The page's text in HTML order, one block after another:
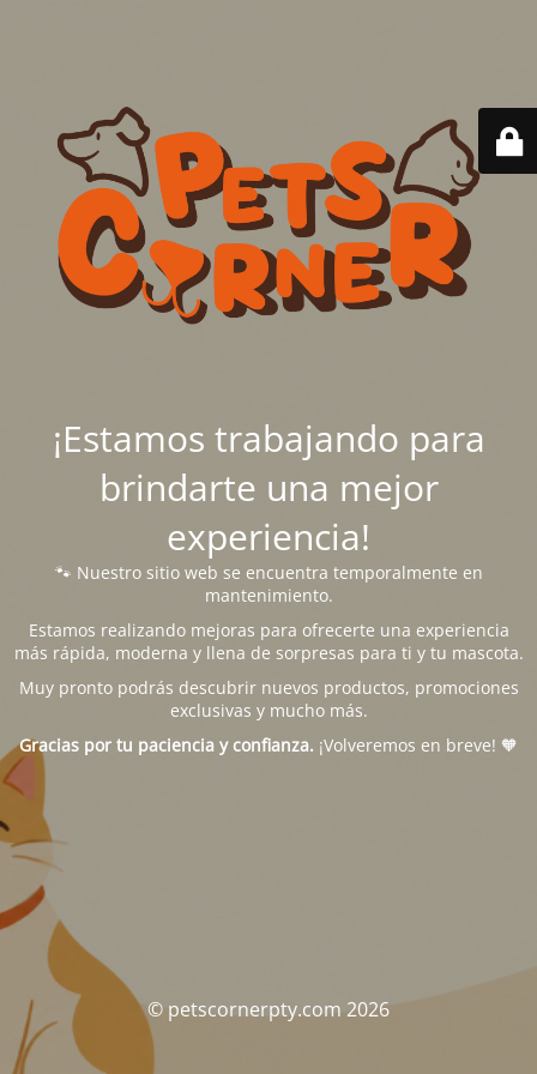
¡Estamos trabajando para
brindarte una mejor
experiencia!
🐾 Nuestro sitio web se encuentra temporalmente en
mantenimiento.
Estamos realizando mejoras para ofrecerte una experiencia
más rápida, moderna y llena de sorpresas para ti y tu mascota.
Muy pronto podrás descubrir nuevos productos, promociones
exclusivas y mucho más.
Gracias por tu paciencia y confianza. ¡Volveremos en breve! 🧡
© petscornerpty.com 2026